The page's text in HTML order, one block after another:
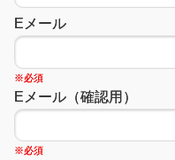
Eメール
※必須
Eメール（確認用）
※必須